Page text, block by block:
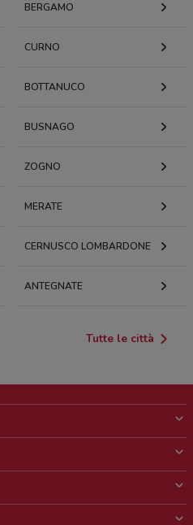
BERGAMO
CURNO
BOTTANUCO
BUSNAGO
ZOGNO
MERATE
CERNUSCO LOMBARDONE
ANTEGNATE
Tutte le città